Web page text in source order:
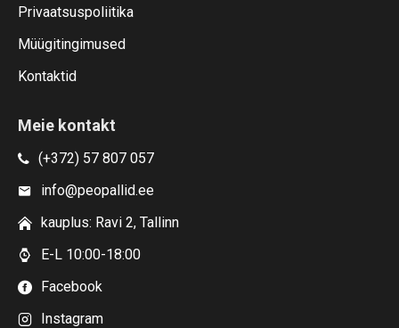
Privaatsuspoliitika
Müügitingimused
Kontaktid
Meie kontakt
(+372) 57 807 057
info@peopallid.ee
kauplus: Ravi 2, Tallinn
E-L 10:00-18:00
Facebook
Instagram